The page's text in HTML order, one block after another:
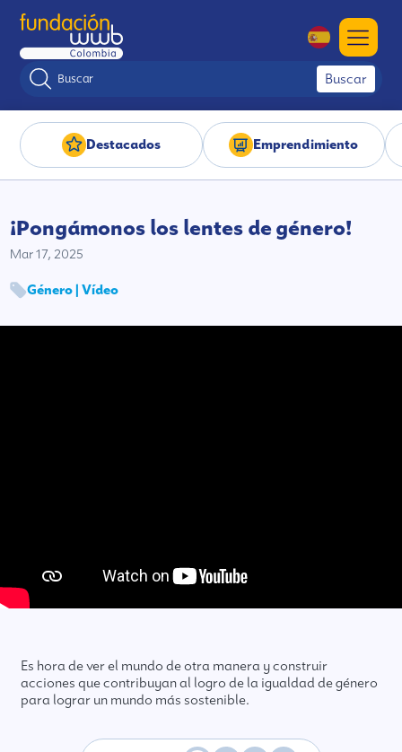
Buscar
Destacados Emprendimiento
¡Pongámonos los lentes de género!
Mar 17, 2025
Género | Vídeo
Es hora de ver el mundo de otra manera y construir
acciones que contribuyan al logro de la igualdad de género
para lograr un mundo más sostenible.